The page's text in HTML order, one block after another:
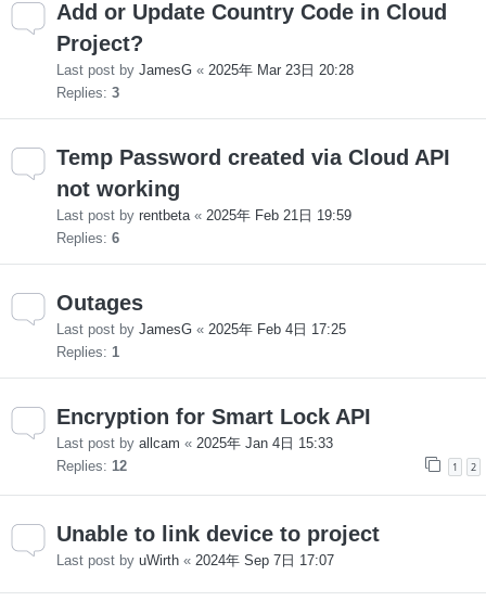
Add or Update Country Code in Cloud
Project?
Last post by JamesG « 2025年 Mar 23日 20:28
Replies: 3
Temp Password created via Cloud API
not working
Last post by rentbeta « 2025年 Feb 21日 19:59
Replies: 6
Outages
Last post by JamesG « 2025年 Feb 4日 17:25
Replies: 1
Encryption for Smart Lock API
Last post by allcam « 2025年 Jan 4日 15:33
Replies: 12 1 2
Unable to link device to project
Last post by uWirth « 2024年 Sep 7日 17:07